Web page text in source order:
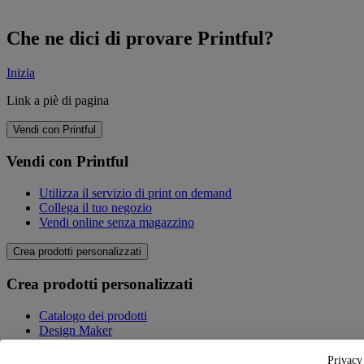
Che ne dici di provare Printful?
Inizia
Link a piè di pagina
Vendi con Printful
Vendi con Printful
Utilizza il servizio di print on demand
Collega il tuo negozio
Vendi online senza magazzino
Crea prodotti personalizzati
Crea prodotti personalizzati
Catalogo dei prodotti
Design Maker